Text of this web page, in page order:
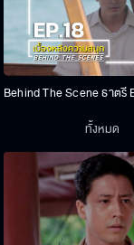
Behind The Scene ธาตรี
ทั้งหมด